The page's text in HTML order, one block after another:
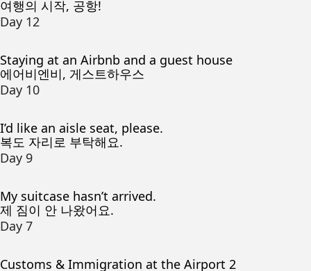
여행의 시작, 공항!
Day 12
Staying at an Airbnb and a guest house
에어비엔비, 게스트하우스
Day 10
I’d like an aisle seat, please.
복도 자리로 부탁해요.
Day 9
My suitcase hasn’t arrived.
제 짐이 안 나왔어요.
Day 7
Customs & Immigration at the Airport 2